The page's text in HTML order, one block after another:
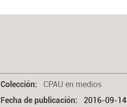
Colección CPAU en medios
Fecha de publicación 2016-09-14